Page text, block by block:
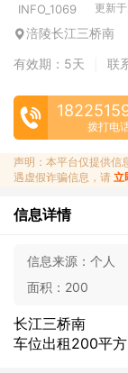
INFO_1069 更新
涪陵长江三桥南
有效期：5天
联
拨打电
声明：本平台仅提供信
遇虚假诈骗信息，请 立
信息详情
信息来源： 个人
面积： 200
长江三桥南
车位出租200平方